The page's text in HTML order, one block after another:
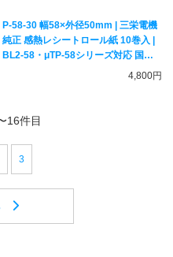
P-58-30 幅58×外径50mm | 三栄電機
純正 感熱レシートロール紙 10巻入 |
BL2-58・μTP-58シリーズ対応 国産
感熱紙 サーマルペーパー アルコール
4,800円
16件目
3